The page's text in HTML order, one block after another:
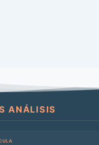
ANÁLISIS